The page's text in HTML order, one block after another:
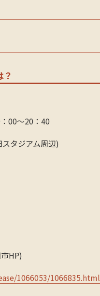
00～20：40
タジアム周辺)
HP)
1066053/1066835.html